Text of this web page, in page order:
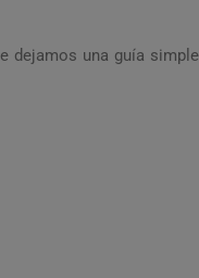
dejamos una guía simple